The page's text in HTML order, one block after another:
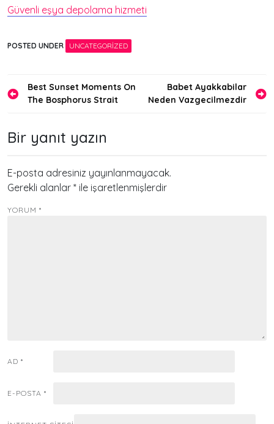
Güvenli eşya depolama hizmeti
POSTED UNDER UNCATEGORIZED
Yazı
gezinmesi
Best Sunset Moments On
The Bosphorus Strait
Babet Ayakkabilar
Neden Vazgecilmezdir
Bir yanıt yazın
E-posta adresiniz yayınlanmayacak.
Gerekli alanlar * ile işaretlenmişlerdir
YORUM *
AD *
E-POSTA *